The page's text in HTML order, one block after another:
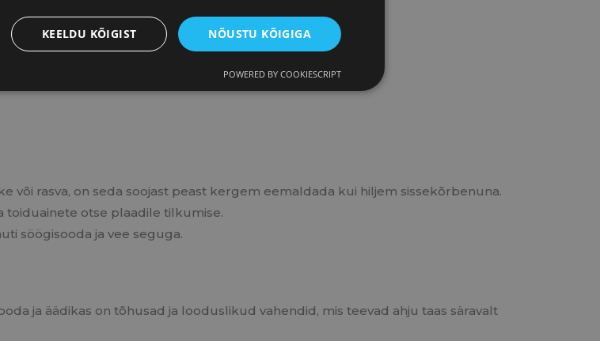
veidi nõudepesuvahendit.
või rasva, on seda soojast peast kergem eemaldada kui hiljem sissekõrbenuna.
toiduainete otse plaadile tilkumise.
söögisooda ja vee seguga.
ja äädikas on tõhusad ja looduslikud vahendid, mis teevad ahju taas säravalt
NÕUSTU KÕIGIGA
KEELDU KÕIGIST
POWERED BY COOKIESCRIPT